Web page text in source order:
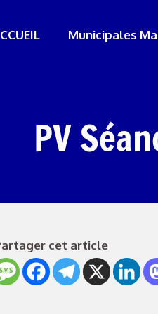
Municipales
PV
cet article